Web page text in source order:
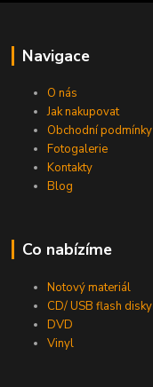
Navigace
O nás
Jak nakupovat
Obchodní podmínky
Fotogalerie
Kontakty
Blog
Co nabízíme
Notový materiál
CD/ USB flash disky
DVD
Vinyl